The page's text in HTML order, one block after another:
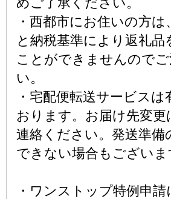
・西都市にお住いの方は
と納税基準により返礼品
ことができませんのでご
い。
・宅配便転送サービスは
おります。お届け先変
連絡ください。発送準備
できない場合もございま
・ワンストップ特例申請